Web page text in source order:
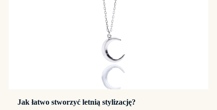
Jak łatwo stworzyć letnią stylizację?